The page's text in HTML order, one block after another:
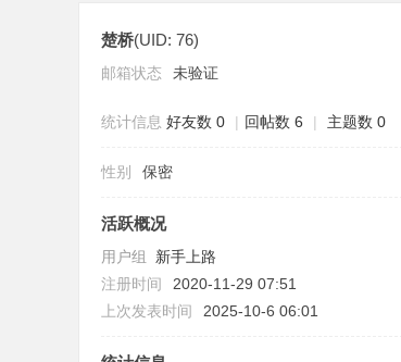
楚桥(UID: 76)
邮箱状态 未验证
统计信息 好友数 0 | 回帖数 6 | 主题数 0
性别 保密
活跃概况
用户组 新手上路
注册时间
2020-11-29 07:51
上次发表时间
2025-10-6 06:01